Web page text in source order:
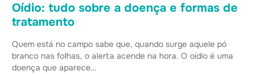
Oídio: tudo sobre a doença e formas de
tratamento
Quem está no campo sabe que, quando surge aquele pó
branco nas folhas, o alerta acende na hora. O oídio é uma
doença que aparece…